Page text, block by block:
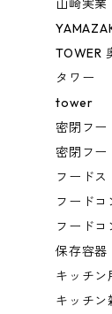
山崎実業
TOWER
タワー
tower
密閉フー
密閉フー
フードス
フードコ
フードコ
保存容器
キッチン
キッチン